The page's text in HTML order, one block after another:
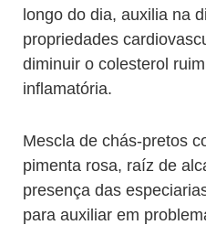
longo do dia, auxilia na
propriedades
diminuir o colesterol
inflamatória.
Mescla de chás-pretos
pimenta rosa, raíz de
presença das
para auxiliar em